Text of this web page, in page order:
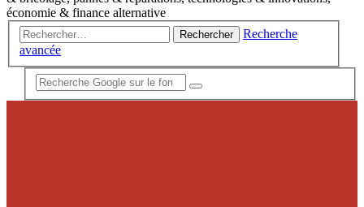
économie & finance alternative
Rechercher
Recherche
avancée